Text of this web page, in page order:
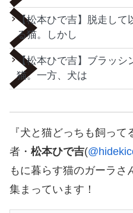
【松本ひで吉】脱走して
る猫。しかし
【松本ひで吉】ブラッシ
猫。一方、犬は
『犬と猫どっちも飼っ
者・ 松本ひで吉(
もに暮らす猫のガーラさ
集まっています！